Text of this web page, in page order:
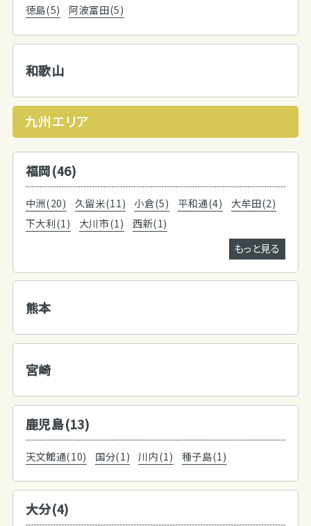
徳島(5) 阿波富田(5)
和歌山
九州エリア
福岡(46)
中洲(20) 久留米(11) 小倉(5) 平和通(4)
大牟田(2)
下大利(1)
大川市(1)
西新(1)
もっと見る
熊本
宮崎
鹿児島(13)
天文館通(10) 国分(1) 川内(1) 種子島(1)
大分(4)